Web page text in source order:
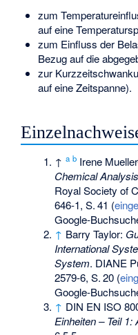
zum
auf eine
zum Einfluss der
Bezug auf die
zur
auf eine Zeitspanne).
↑a b Irene
Chemical
Royal Society of
646-1,S.41 (
Google-
↑ Barry Taylor:
International
System. DIANE
2579-6,S.20 (
Google-
↑ DIN EN ISO
Einheiten – Teil 1: